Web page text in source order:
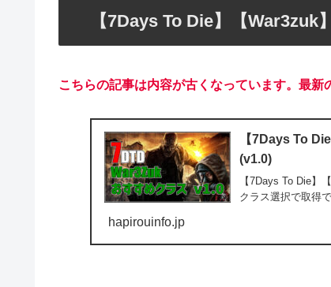
【7Days To Die】【
こちらの記事は内容が古くなっています。最新
【7Days To
(v1.0)
【7Days To Die】
クラス選択で取得
hapirouinfo.jp